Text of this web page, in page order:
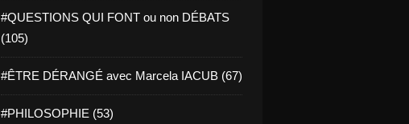
#QUESTIONS QUI FONT ou non DÉBATS
(105)
#ÊTRE DÉRANGÉ avec Marcela IACUB (67)
#PHILOSOPHIE (53)